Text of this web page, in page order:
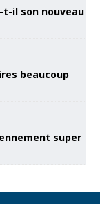
t-il son nouveau
beaucoup
super